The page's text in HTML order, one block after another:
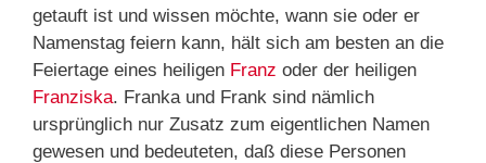
getauft ist und wissen möchte, wann sie oder er
Namenstag feiern kann, hält sich am besten an die
Feiertage eines heiligen Franz oder der heiligen
Franziska. Franka und Frank sind nämlich
ursprünglich nur Zusatz zum eigentlichen Namen
gewesen und bedeuteten, daß diese Personen